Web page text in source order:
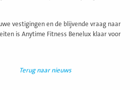
vestigingen en de blijvende vraag naar
is Anytime Fitness Benelux klaar voor
Terug naar nieuws